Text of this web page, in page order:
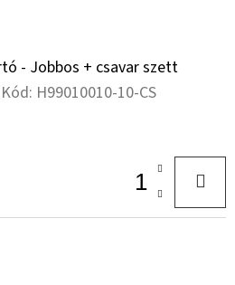
- Jobbos + csavar szett
Kód: H99010010-10-CS